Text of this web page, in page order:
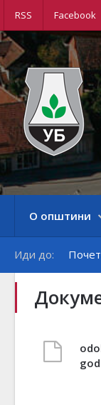
RSS Facebook
О општини
Иди до: